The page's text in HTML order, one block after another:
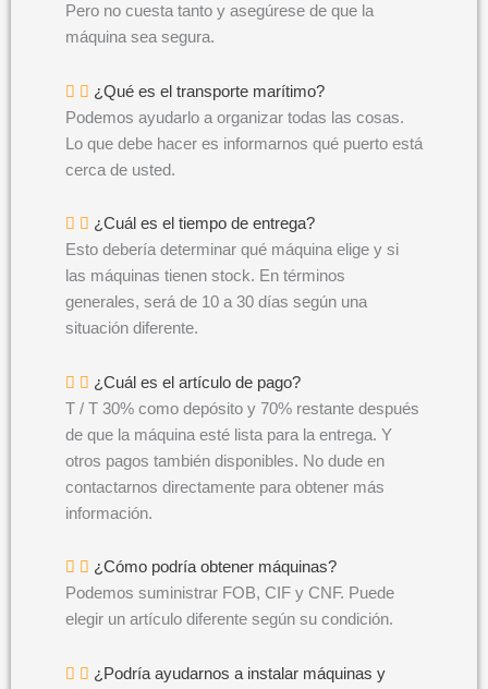
Pero no cuesta tanto y asegúrese de que la
máquina sea segura.
¿Qué es el transporte marítimo?
Podemos ayudarlo a organizar todas las cosas.
Lo que debe hacer es informarnos qué puerto está
cerca de usted.
¿Cuál es el tiempo de entrega?
Esto debería determinar qué máquina elige y si
las máquinas tienen stock. En términos
generales, será de 10 a 30 días según una
situación diferente.
¿Cuál es el artículo de pago?
T / T 30% como depósito y 70% restante después
de que la máquina esté lista para la entrega. Y
otros pagos también disponibles. No dude en
contactarnos directamente para obtener más
información.
¿Cómo podría obtener máquinas?
Podemos suministrar FOB, CIF y CNF. Puede
elegir un artículo diferente según su condición.
¿Podría ayudarnos a instalar máquinas y